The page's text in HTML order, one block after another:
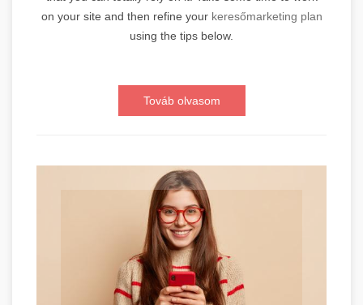
on your site and then refine your keresőmarketing plan
using the tips below.
Továb olvasom